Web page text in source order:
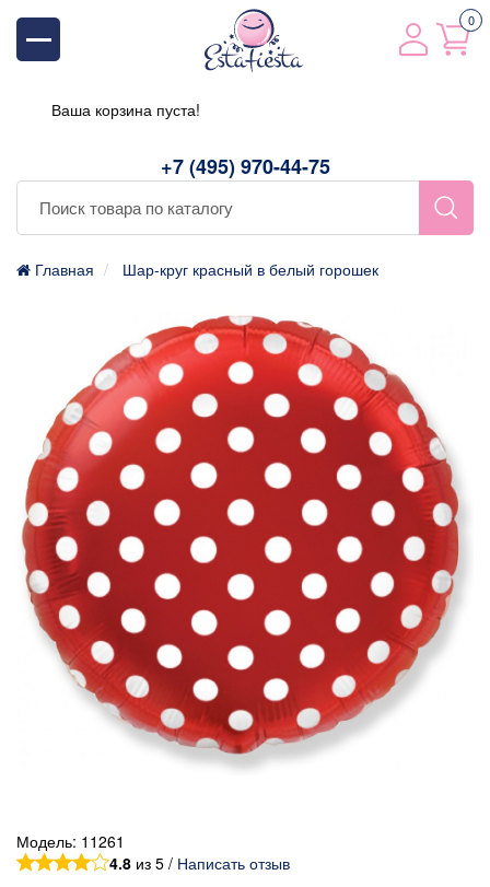
+7 (495) 970-44-75
0
Ваша корзина пуста!
Главная Шар-круг красный в белый горошек
Модель: 11261
4.8 из 5 / Написать отзыв